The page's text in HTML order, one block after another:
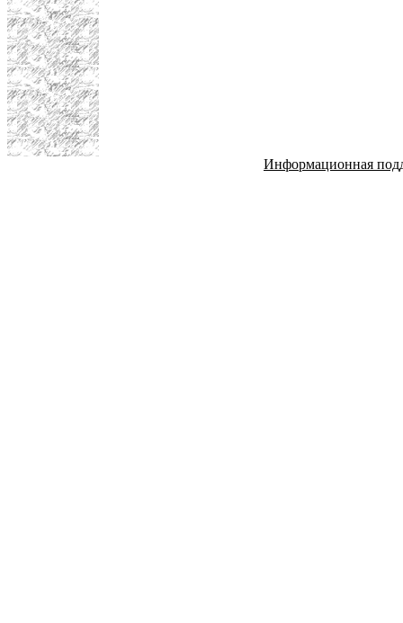
Информационная